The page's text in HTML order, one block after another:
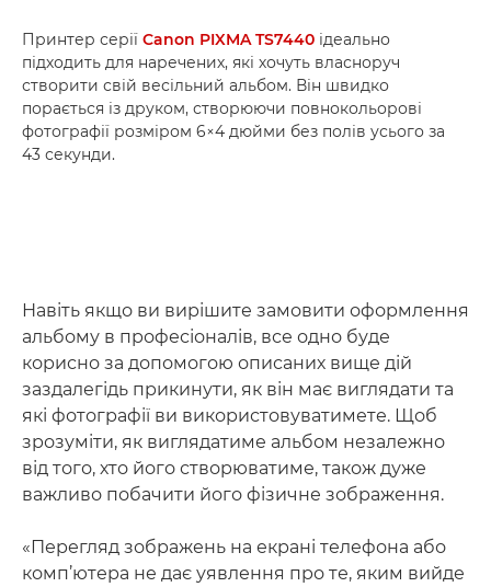
Принтер серії Canon PIXMA TS7440 ідеально
підходить для наречених, які хочуть власноруч
створити свій весільний альбом. Він швидко
порається із друком, створюючи повнокольорові
фотографії розміром 6×4 дюйми без полів усього за
43 секунди.
Навіть якщо ви вирішите замовити оформлення
альбому в професіоналів, все одно буде
корисно за допомогою описаних вище дій
заздалегідь прикинути, як він має виглядати та
які фотографії ви використовуватимете. Щоб
зрозуміти, як виглядатиме альбом незалежно
від того, хто його створюватиме, також дуже
важливо побачити його фізичне зображення.
«Перегляд зображень на екрані телефона або
комп’ютера не дає уявлення про те, яким вийде